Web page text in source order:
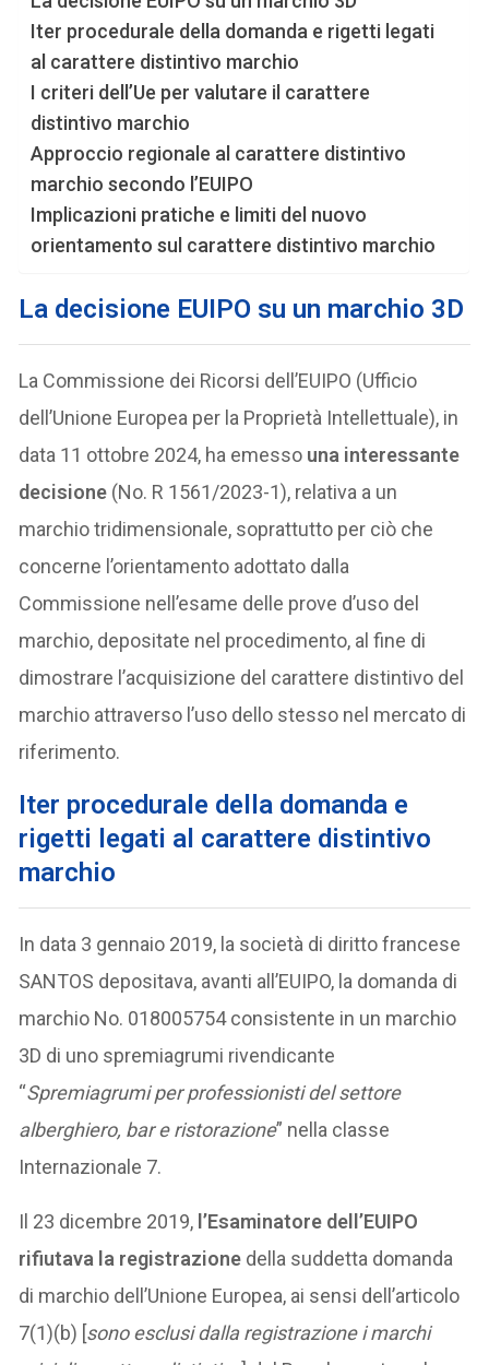
Iter procedurale della domanda e rigetti legati
al carattere distintivo marchio
I criteri dell’Ue per valutare il carattere
distintivo marchio
Approccio regionale al carattere distintivo
marchio secondo l’EUIPO
Implicazioni pratiche e limiti del nuovo
orientamento sul carattere distintivo marchio
La decisione EUIPO su un marchio 3D
La Commissione dei Ricorsi dell’EUIPO (Ufficio
dell’Unione Europea per la Proprietà Intellettuale), in
data 11 ottobre 2024, ha emesso una interessante
decisione (No. R 1561/2023-1), relativa a un
marchio tridimensionale, soprattutto per ciò che
concerne l’orientamento adottato dalla
Commissione nell’esame delle prove d’uso del
marchio, depositate nel procedimento, al fine di
dimostrare l’acquisizione del carattere distintivo del
marchio attraverso l’uso dello stesso nel mercato di
riferimento.
Iter procedurale della domanda e
rigetti legati al carattere distintivo
marchio
In data 3 gennaio 2019, la società di diritto francese
SANTOS depositava, avanti all’EUIPO, la domanda di
marchio No. 018005754 consistente in un marchio
3D di uno spremiagrumi rivendicante
“Spremiagrumi per professionisti del settore
alberghiero, bar e ristorazione” nella classe
Internazionale 7.
Il 23 dicembre 2019, l’Esaminatore dell’EUIPO
rifiutava la registrazione della suddetta domanda
di marchio dell’Unione Europea, ai sensi dell’articolo
7(1)(b) [sono esclusi dalla registrazione i marchi